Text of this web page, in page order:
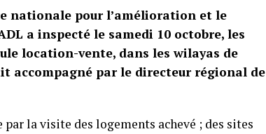
nationale pour l’amélioration et le
a inspecté le samedi 10 octobre, les
location-vente, dans les wilayas de
accompagné par le directeur régional de
par la visite des logements achevé ; des sites